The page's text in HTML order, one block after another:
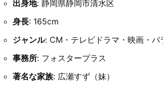
出身地: 静岡県静岡市清水区
身長: 165cm
ジャンル: CM・テレビドラマ・映画・バ
事務所: フォスタープラス
著名な家族: 広瀬すず（妹）